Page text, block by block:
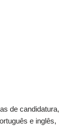
de candidatura,
e inglês,